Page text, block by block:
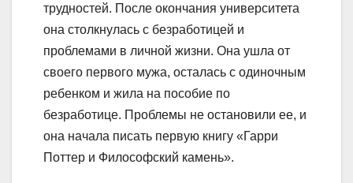
трудностей. После окончания университета
она столкнулась с безработицей и
проблемами в личной жизни. Она ушла от
своего первого мужа, осталась с одиночным
ребенком и жила на пособие по
безработице. Проблемы не остановили ее, и
она начала писать первую книгу «Гарри
Поттер и Философский камень».